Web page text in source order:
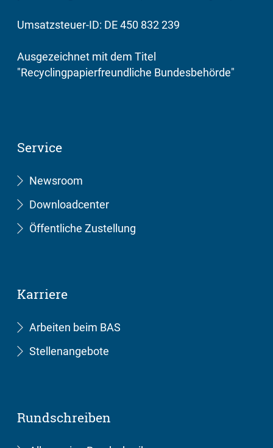
Umsatzsteuer-ID: DE 450 832 239
Ausgezeichnet mit dem Titel
"Recyclingpapierfreundliche Bundesbehörde"
Service
Newsroom
Downloadcenter
Öffentliche Zustellung
Karriere
Arbeiten beim BAS
Stellenangebote
Rundschreiben